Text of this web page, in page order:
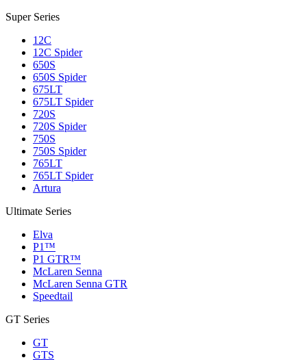
Super Series
12C
12C Spider
650S
650S Spider
675LT
675LT Spider
720S
720S Spider
750S
750S Spider
765LT
765LT Spider
Artura
Ultimate Series
Elva
P1™
P1 GTR™
McLaren Senna
McLaren Senna GTR
Speedtail
GT Series
GT
GTS